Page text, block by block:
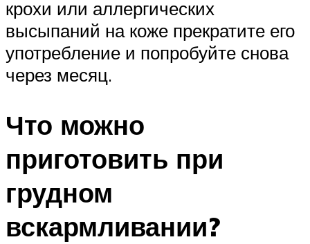
крохи или аллергических
высыпаний на коже прекратите его
употребление и попробуйте снова
через месяц.
Что можно
приготовить при
грудном
вскармливании?